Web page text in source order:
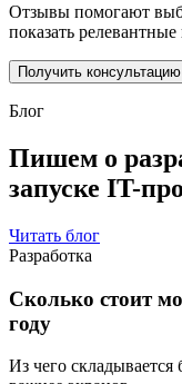
Отзывы помогают
показать
Получить консультацию
Блог
Пишем о
запуске IT-
Читать блог
Разработка
Сколько стоит
году
Из чего